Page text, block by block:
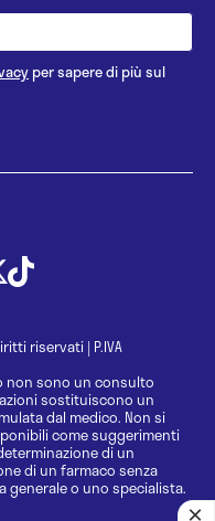
per sapere di più sul
riservati| P.IVA
non sono un consulto
sostituiscono un
dal medico. Non si
come suggerimenti
di un
di un farmaco senza
generale o uno specialista.